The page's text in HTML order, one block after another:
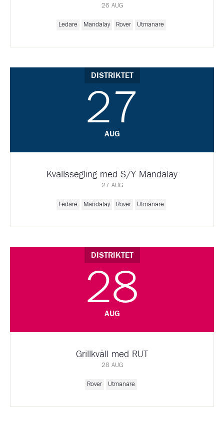
26 AUG
Ledare Mandalay Rover Utmanare
DISTRIKTET
27
AUG
Kvällssegling med S/Y Mandalay
27 AUG
Ledare Mandalay Rover Utmanare
DISTRIKTET
28
AUG
Grillkväll med RUT
28 AUG
Rover Utmanare